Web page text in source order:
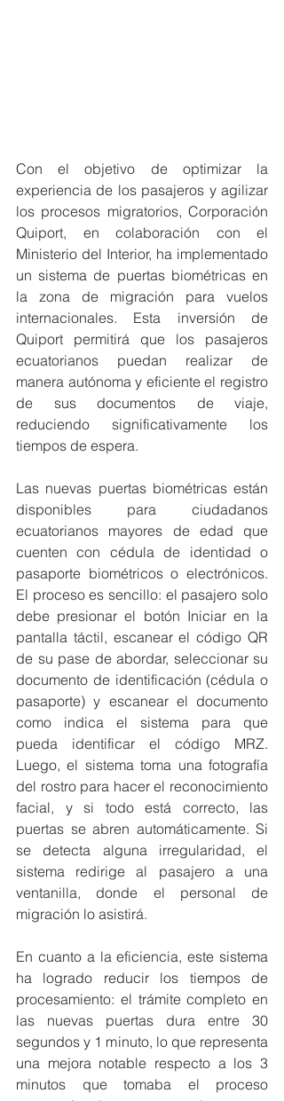
Con el objetivo de optimizar la
experiencia de los pasajeros y agilizar
los procesos migratorios, Corporación
Quiport, en colaboración con el
Ministerio del Interior, ha implementado
un sistema de puertas biométricas en
la zona de migración para vuelos
internacionales. Esta inversión de
Quiport permitirá que los pasajeros
ecuatorianos puedan realizar de
manera autónoma y eficiente el registro
de sus documentos de viaje,
reduciendo significativamente los
tiempos de espera.
Las nuevas puertas biométricas están
disponibles para ciudadanos
ecuatorianos mayores de edad que
cuenten con cédula de identidad o
pasaporte biométricos o electrónicos.
El proceso es sencillo: el pasajero solo
debe presionar el botón Iniciar en la
pantalla táctil, escanear el código QR
de su pase de abordar, seleccionar su
documento de identificación (cédula o
pasaporte) y escanear el documento
como indica el sistema para que
pueda identificar el código MRZ.
Luego, el sistema toma una fotografía
del rostro para hacer el reconocimiento
facial, y si todo está correcto, las
puertas se abren automáticamente. Si
se detecta alguna irregularidad, el
sistema redirige al pasajero a una
ventanilla, donde el personal de
migración lo asistirá.
En cuanto a la eficiencia, este sistema
ha logrado reducir los tiempos de
procesamiento: el trámite completo en
las nuevas puertas dura entre 30
segundos y 1 minuto, lo que representa
una mejora notable respecto a los 3
minutos que tomaba el proceso